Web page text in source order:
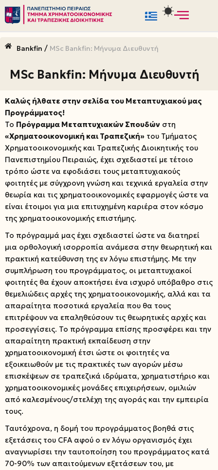
Μεταπηδήστε
περιεχόμενο
Bankfin / MSc Bankfin: Μήνυμα Διευθυντή
MSc Bankfin: Μήνυμα Διευθυντή
Καλώς ήλθατε στην σελίδα του Μεταπτυχιακού μας
Προγράμματος!
Το Πρόγραμμα Μεταπτυχιακών Σπουδών στη
«Χρηματοοικονομική και Τραπεζική» του Τμήματος
Χρηματοοικονομικής και Τραπεζικής Διοικητικής του
Πανεπιστημίου Πειραιώς, έχει σχεδιαστεί με τέτοιο
τρόπο ώστε να εφοδιάσει τους μεταπτυχιακούς
φοιτητές με σύγχρονη γνώση και τεχνικά εργαλεία στην
θεωρία και τις χρηματοοικονομικές εφαρμογές ώστε να
είναι έτοιμοι για μια επιτυχημένη καριέρα στον κόσμο
της χρηματοοικονομικής επιστήμης.
Το πρόγραμμά μας έχει σχεδιαστεί ώστε να διατηρεί
μια ορθολογική ισορροπία ανάμεσα στην θεωρητική και
πρακτική κατεύθυνση της εν λόγω επιστήμης. Με την
συμπλήρωση του προγράμματος, οι μεταπτυχιακοί
φοιτητές θα έχουν αποκτήσει ένα ισχυρό υπόβαθρο στις
θεμελιώδεις αρχές της χρηματοοικονομικής, αλλά και τα
απαραίτητα ποσοτικά εργαλεία που θα τους
επιτρέψουν να επαληθεύσουν τις θεωρητικές αρχές και
προσεγγίσεις. Το πρόγραμμα επίσης προσφέρει και την
απαραίτητη πρακτική εκπαίδευση στην
χρηματοοικονομική έτσι ώστε οι φοιτητές να
εξοικειωθούν με τις πρακτικές των αγορών μέσω
επισκέψεων σε τραπεζικά ιδρύματα, χρηματιστήριο και
χρηματοοικονομικές μονάδες επιχειρήσεων, ομιλιών
από καλεσμένους/στελέχη της αγοράς και την εμπειρία
τους.
Ταυτόχρονα, η δομή του προγράμματος βοηθά στις
εξετάσεις του CFA αφού ο εν λόγω οργανισμός έχει
αναγνωρίσει την ταυτοποίηση του προγράμματος κατά
70-90% των απαιτούμενων εξετάσεων του, με